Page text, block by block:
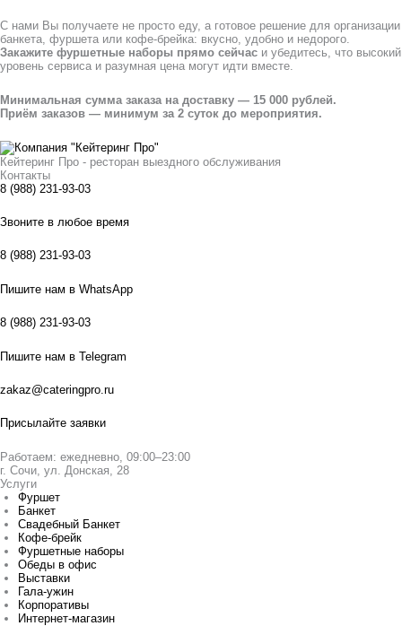
С нами Вы получаете не просто еду, а готовое решение для организации
банкета, фуршета или кофе-брейка: вкусно, удобно и недорого.
Закажите фуршетные наборы прямо сейчас и убедитесь, что высокий
уровень сервиса и разумная цена могут идти вместе.
Минимальная сумма заказа на доставку — 15 000 рублей.
Приём заказов — минимум за 2 суток до мероприятия.
Кейтеринг Про - ресторан выездного обслуживания
Контакты
8 (988) 231-93-03
Звоните в любое время
8 (988) 231-93-03
Пишите нам в WhatsApp
8 (988) 231-93-03
Пишите нам в Telegram
zakaz@cateringpro.ru
Присылайте заявки
Работаем: ежедневно, 09:00–23:00
г. Сочи, ул. Донская, 28
Услуги
Фуршет
Банкет
Свадебный Банкет
Кофе-брейк
Фуршетные наборы
Обеды в офис
Выставки
Гала-ужин
Корпоративы
Интернет-магазин